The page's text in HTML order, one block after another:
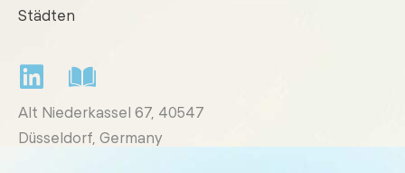
Städten
Alt Niederkassel 67, 40547
Düsseldorf, Germany